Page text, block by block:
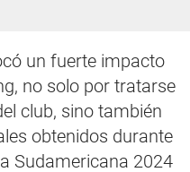
un fuerte impacto
no solo por tratarse
club, sino también
obtenidos durante
Sudamericana 2024